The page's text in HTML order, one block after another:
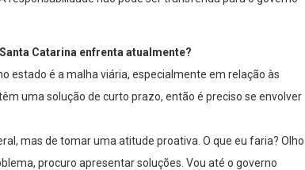
Catarina enfrenta atualmente?
estado é a malha viária, especialmente em relação às
uma solução de curto prazo, então é preciso se envolver
mas de tomar uma atitude proativa. O que eu faria? Olho
procuro apresentar soluções. Vou até o governo